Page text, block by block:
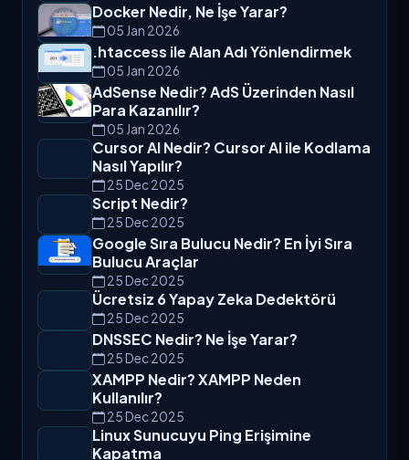
Docker Nedir, Ne İşe Yarar?
05 Jan 2026
.htaccess ile Alan Adı Yönlendirmek
05 Jan 2026
AdSense Nedir? AdS Üzerinden Nasıl
Para Kazanılır?
05 Jan 2026
Cursor AI Nedir? Cursor AI ile Kodlama
Nasıl Yapılır?
25 Dec 2025
Script Nedir?
25 Dec 2025
Google Sıra Bulucu Nedir? En İyi Sıra
Bulucu Araçlar
25 Dec 2025
Ücretsiz 6 Yapay Zeka Dedektörü
25 Dec 2025
DNSSEC Nedir? Ne İşe Yarar?
25 Dec 2025
XAMPP Nedir? XAMPP Neden
Kullanılır?
25 Dec 2025
Linux Sunucuyu Ping Erişimine
Kapatma